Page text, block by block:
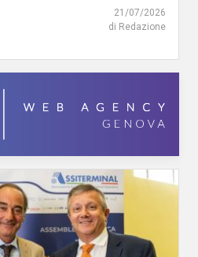
21/07/2026
di Redazione